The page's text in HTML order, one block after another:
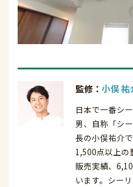
監修： 小俣 祐
日本で一番シ
男、自称「シ
長の小俣祐介
1,500点以上の
販売実績、
います。シー